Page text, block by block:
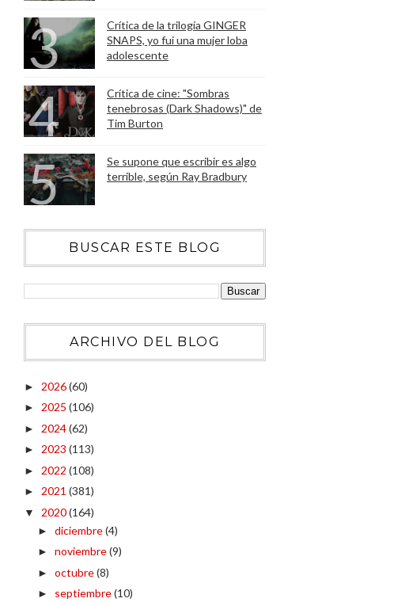
Crítica de la trilogía GINGER
SNAPS, yo fui una mujer loba
adolescente
Crítica de cine: "Sombras
tenebrosas (Dark Shadows)" de
Tim Burton
Se supone que escribir es algo
terrible, según Ray Bradbury
BUSCAR ESTE BLOG
ARCHIVO DEL BLOG
► 2026(60)
► 2025 (106)
► 2024(62)
► 2023 (113)
► 2022 (108)
► 2021 (381)
▼ 2020(164)
► diciembre(4)
► noviembre(9)
► octubre(8)
► septiembre(10)